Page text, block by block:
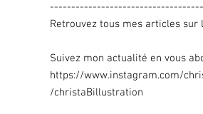
Retrouvez tous mes articles sur
Suivez mon actualité en vous
https://www.instagram.com/
/christaBillustration